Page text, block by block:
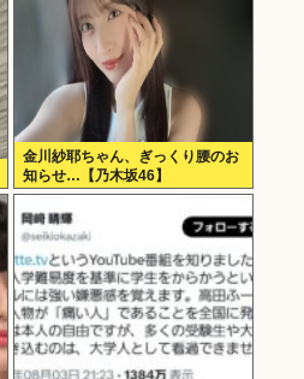
金川紗耶ちゃん、ぎっくり腰のお
知らせ…【乃木坂46】